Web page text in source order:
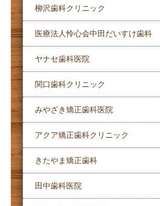
柳沢歯科クリニック
医療法人怜心会中田だいすけ歯科
ヤナセ歯科医院
関口歯科クリニック
みやざき矯正歯科医院
アクア矯正歯科クリニック
きたやま矯正歯科
田中歯科医院